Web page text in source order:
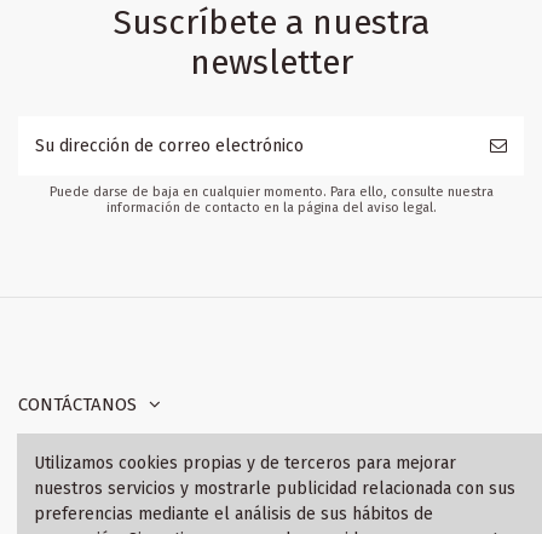
Suscríbete a nuestra
newsletter
Puede darse de baja en cualquier momento. Para ello, consulte nuestra
información de contacto en la página del aviso legal.
CONTÁCTANOS
INFORMACIÓN
Utilizamos cookies propias y de terceros para mejorar
nuestros servicios y mostrarle publicidad relacionada con sus
preferencias mediante el análisis de sus hábitos de